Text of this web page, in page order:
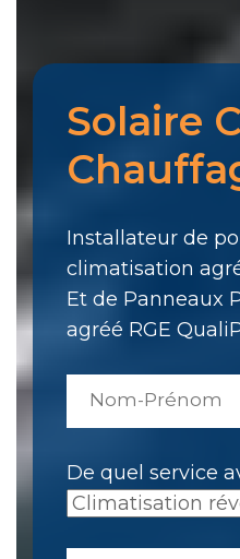
Solaire
Installateur de
climatisation
Et de Panneaux
agréé RGE
De quel service